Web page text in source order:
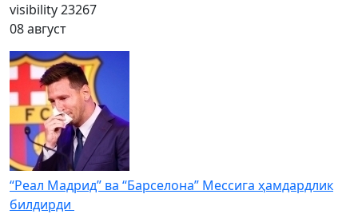
visibility23267
08 август
“Реал Мадрид” ва “Барселона” Мессига ҳамдардлик
билдирди